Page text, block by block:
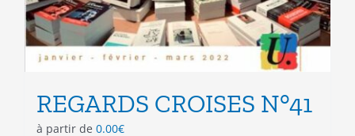
REGARDS CROISES N°41
à partir de 0.00€